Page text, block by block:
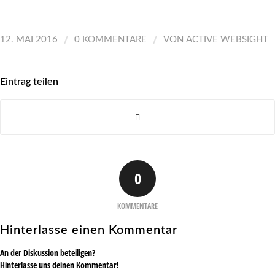
12. MAI 2016 / 0 KOMMENTARE / VON ACTIVE WEBSIGHT
Eintrag teilen
0
KOMMENTARE
Hinterlasse einen Kommentar
An der Diskussion beteiligen?
Hinterlasse uns deinen Kommentar!